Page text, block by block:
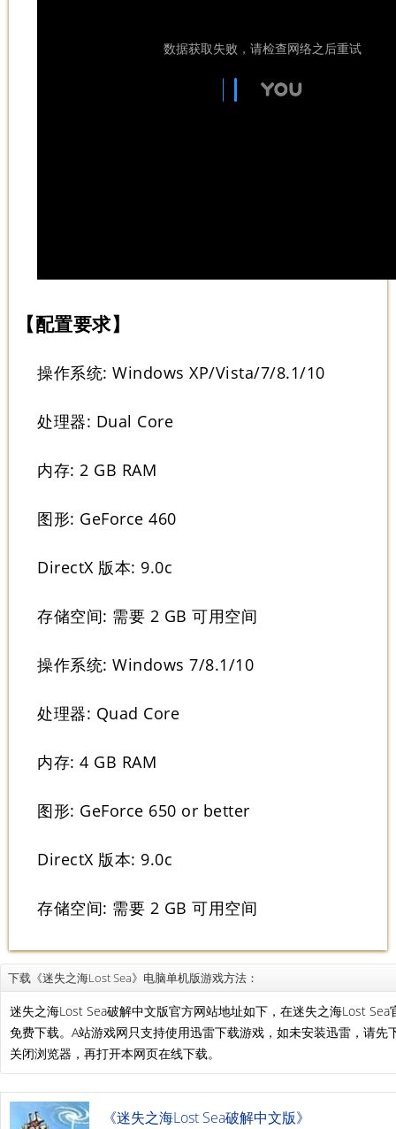
【配置要求】
操作系统: Windows XP/Vista/7/8.1/10
处理器: Dual Core
内存: 2 GB RAM
图形: GeForce 460
DirectX 版本: 9.0c
存储空间: 需要 2 GB 可用空间
操作系统: Windows 7/8.1/10
处理器: Quad Core
内存: 4 GB RAM
图形: GeForce 650 or better
DirectX 版本: 9.0c
存储空间: 需要 2 GB 可用空间
下载《迷失之海Lost Sea》电脑单机版游戏方法：
迷失之海Lost Sea破解中文版官方网站地址如下，在迷失之海Lost
免费下载。A站游戏网只支持使用迅雷下载游戏，如未安装迅雷，请先
关闭浏览器，再打开本网页在线下载。
《迷失之海Lost Sea破解中文版》